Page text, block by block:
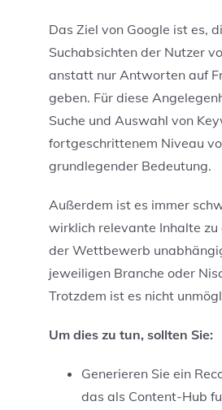
Das Ziel von Google ist es,
Suchabsichten der Nutzer
anstatt nur Antworten auf
geben. Für diese
Suche und Auswahl von
fortgeschrittenem Niveau
grundlegender Bedeutung.
Außerdem ist es immer
wirklich relevante Inhalte zu
der Wettbewerb
jeweiligen Branche oder
Trotzdem ist es nicht
Um dies zu tun, sollten Sie:
Generieren Sie ein
das als Content-Hub